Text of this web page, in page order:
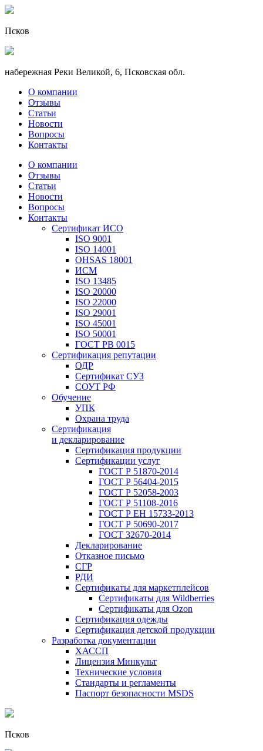
Псков
набережная Реки Великой, 6, Псковская обл.
О компании
Отзывы
Статьи
Новости
Вопросы
Контакты
О компании
Отзывы
Статьи
Новости
Вопросы
Контакты
Сертификат ИСО
ISO 9001
ISO 14001
OHSAS 18001
ИСМ
ISO 13485
ISO 20000
ISO 22000
ISO 29001
ISO 45001
ISO 50001
ГОСТ РВ 0015
Сертификация репутации
ОДР
Сертификат СУЗ
СОУТ РФ
Обучение
УПК
Охрана труда
Сертификация
и декларирование
Сертификация продукции
Сертификации услуг
ГОСТ Р 51870-2014
ГОСТ Р 56404-2015
ГОСТ Р 52058-2003
ГОСТ Р 51108-2016
ГОСТ Р ЕН 15733-2013
ГОСТ Р 50690-2017
ГОСТ 32670-2014
Декларирование
Отказное письмо
СГР
РДИ
Сертификаты для маркетплейсов
Сертификаты для Wildberries
Сертификаты для Ozon
Сертификация одежды
Сертификация детской продукции
Разработка документации
ХАССП
Лицензия Минкульт
Технические условия
Стандарты и регламенты
Паспорт безопасности MSDS
Псков